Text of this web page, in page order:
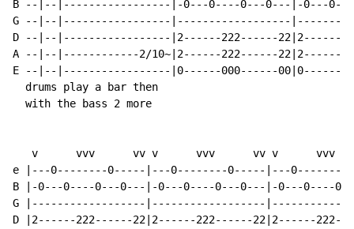
B --|--|-----------------|-0---0----0---0---|-0---
G --|--|-----------------|------------------
D --|--|-----------------|2------222------22|2------
A --|--|------------2/10~|2------222------22|2------
E --|--|-----------------|0------000------00|0------
  drums play a bar then
  with the bass 2 more
v      vvv      vv v      vvv      vv v      vvv
e |---0--------0-----|---0--------0-----|---0--------
B |-0---0----0---0---|-0---0----0---0---|-0---0----
G |------------------|------------------
D |2------222------22|2------222------22|2------